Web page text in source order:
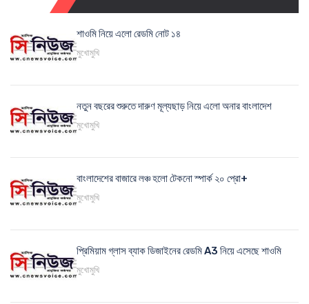
শাওমি নিয়ে এলো রেডমি নোট ১৪
মুখোমুখি
নতুন বছরের শুরুতে দারুণ মূল্যছাড় নিয়ে এলো অনার বাংলাদেশ
মুখোমুখি
বাংলাদেশের বাজারে লঞ্চ হলো টেকনো স্পার্ক ২০ প্রো+
মুখোমুখি
প্রিমিয়াম গ্লাস ব্যাক ডিজাইনের রেডমি A3 নিয়ে এসেছে শাওমি
মুখোমুখি